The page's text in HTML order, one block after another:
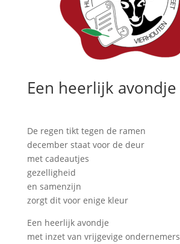
Een heerlijk avondje
De regen tikt tegen de ramen
december staat voor de deur
met cadeautjes
gezelligheid
en samenzijn
zorgt dit voor enige kleur
Een heerlijk avondje
met inzet van vrijgevige ondernemers